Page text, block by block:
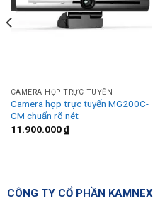
CAMERA HỌP TRỰC TUYẾN
Camera họp trực tuyến MG200C-
CM chuẩn rõ nét
11.900.000₫
CÔNG TY CỔ PHẦN KAMNEX